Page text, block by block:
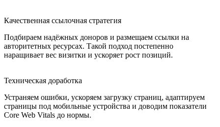
Качественная ссылочная стратегия
Подбираем надёжных доноров и размещаем ссылки на
авторитетных ресурсах. Такой подход постепенно
наращивает вес визитки и ускоряет рост позиций.
Техническая доработка
Устраняем ошибки, ускоряем загрузку страниц, адаптируем
страницы под мобильные устройства и доводим показатели
Core Web Vitals до нормы.